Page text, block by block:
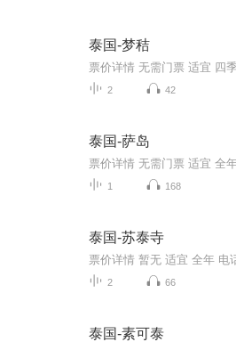
泰国-梦秸
2 42
泰国-萨岛
1 168
泰国-苏泰寺
2 66
泰国-素可泰